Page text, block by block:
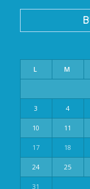
L M
3 4
10 11
17 18
24 25
31